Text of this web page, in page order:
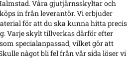
Våra gjutjärnsskyltar och
in från leverantör. Vi erbjuder
för att du ska kunna hitta precis
Varje skylt tillverkas därför efter
specialanpassad, vilket gör att
något bli fel från vår sida löser vi